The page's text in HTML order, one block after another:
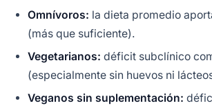
Omnívoros: la dieta promedio
(más que suficiente).
Vegetarianos: déficit subclínico
(especialmente sin huevos ni
Veganos sin suplementación: